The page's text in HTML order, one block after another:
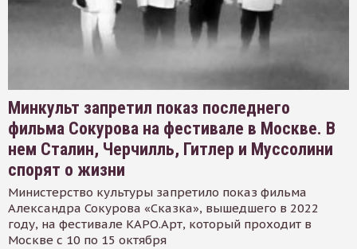
Минкульт запретил показ последнего
фильма Сокурова на фестивале в Москве. В
нем Сталин, Черчилль, Гитлер и Муссолини
спорят о жизни
Министерство культуры запретило показ фильма
Александра Сокурова «Сказка», вышедшего в 2022
году, на фестивале КАРО.Арт, который проходит в
Москве с 10 по 15 октября